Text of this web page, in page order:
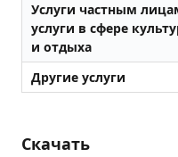
Услуги частным
услуги в сфере
и отдыха
Другие услуги
Скачать